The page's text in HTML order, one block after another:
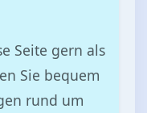
Seite gern als
Sie bequem
rund um